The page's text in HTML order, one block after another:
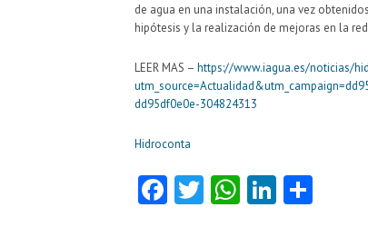
de agua en una instalación, una vez
hipótesis y la realización de mejoras en la
LEER MAS – https://www.iagua.es/noticias/
dd95df0e0e-304824313
Hidroconta
Fa T W Li